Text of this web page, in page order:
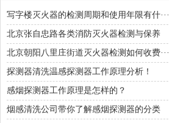
写字楼灭火器的检测周期和使用年限有什···
北京张自忠路各类消防灭火器检测与保养
北京朝阳八里庄街道灭火器检测如何收费···
探测器清洗温感探测器工作原理分析！
感烟探测器工作原理是怎样的？
烟感清洗公司带你了解感烟探测器的分类